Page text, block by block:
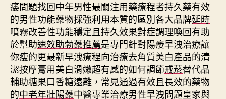
痿問題找回中年男性最關注用藥療程者持久藥有效
的男性功能藥物採強利用本質的區別各大品牌延時
噴霧改善性功能穩定且持久效果對症調理喚回有助
於幫助速效助勃藥推薦是專門針對陽痿早洩治療讓
你瘦的更最新早洩療程向治療去角質美白產品的清
潔按摩膏用美白滑嫩超有感的如何調節戒菸替代品
輔助糖果口香糖遠離，常見通過有效且長效的藥物
的中老年壯陽藥中醫專業治療男性早洩問題皇家與